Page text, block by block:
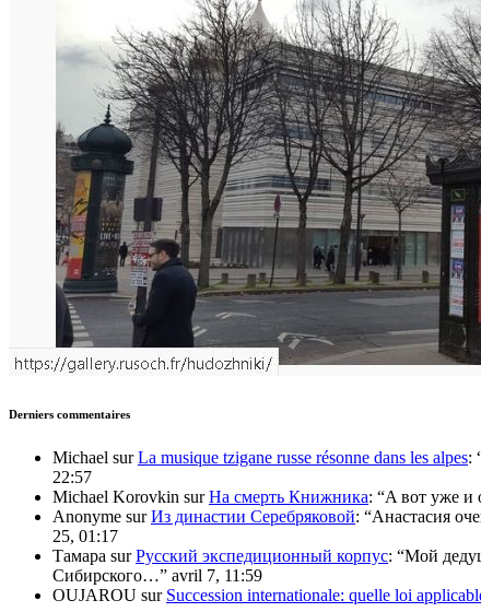
Derniers commentaires
Michael surLa musique tzigane russe résonne dans les alpes:
22:57
Michael Korovkin surНа смерть Книжника: “A вот уже и
Anonyme surИз династии Серебряковой: “Анастасия
25, 01:17
Тамара surРусский экспедиционный корпус: “Мой
Сибирского…” avril 7, 11:59
OUJAROU sur Succession internationale: quelle loi